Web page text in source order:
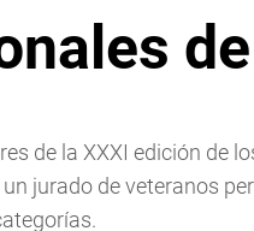
de la XXXI edición de
jurado de veteranos